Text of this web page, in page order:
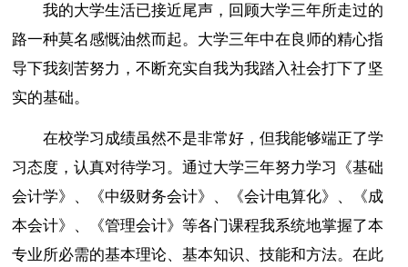
我的大学生活已接近尾声，回顾大学三年所走过的
路一种莫名感慨油然而起。大学三年中在良师的精心指
导下我刻苦努力，不断充实自我为我踏入社会打下了坚
实的基础。
在校学习成绩虽然不是非常好，但我能够端正了学
习态度，认真对待学习。通过大学三年努力学习《基础
会计学》、《中级财务会计》、《会计电算化》、《成
本会计》、《管理会计》等各门课程我系统地掌握了本
专业所必需的基本理论、基本知识、技能和方法。在此